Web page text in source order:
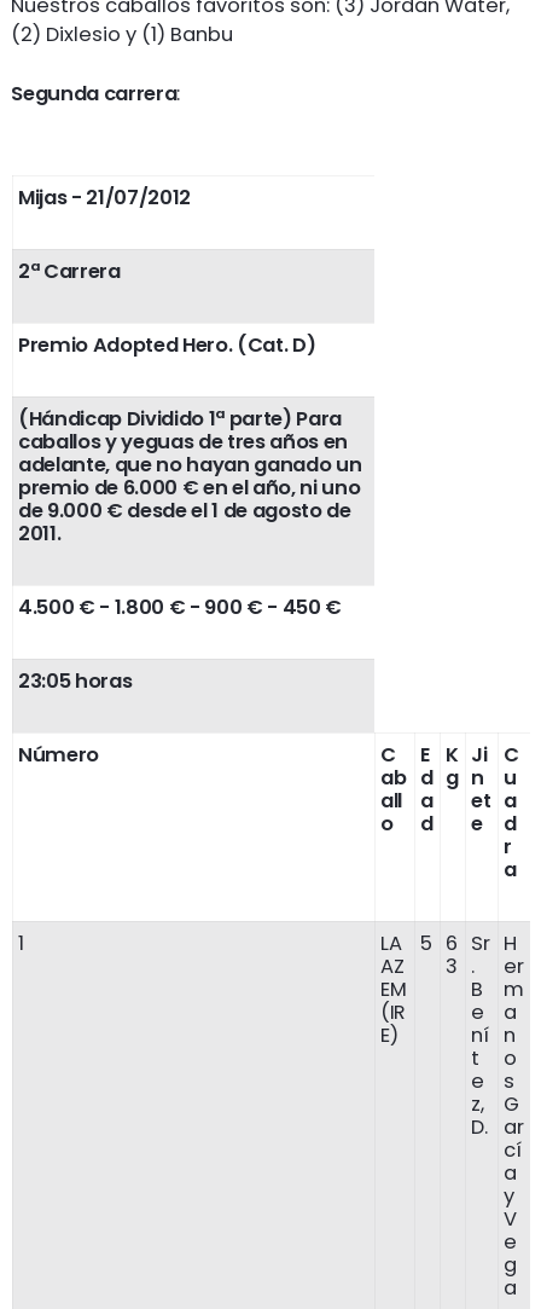
Nuestros caballos favoritos son: (3) Jordan Water,
(2) Dixlesio y (1) Banbu
Segunda carrera:
Mijas - 21/07/2012
2ª Carrera
Premio Adopted Hero. (Cat. D)
(Hándicap Dividido 1ª parte) Para
caballos y yeguas de tres años en
adelante, que no hayan ganado un
premio de 6.000 € en el año, ni uno
de 9.000 € desde el 1 de agosto de
2011.
4.500 € - 1.800 € - 900 € - 450 €
23:05 horas
Número
C
ab
all
o
E
d
a
d
K
g
Ji
n
et
e
C
u
a
d
r
a
1
LA
AZ
EM
(IR
E)
5 6
3
Sr
.
B
e
ní
t
e
z,
D.
H
er
m
a
n
o
s
G
ar
cí
a
y
V
e
g
a